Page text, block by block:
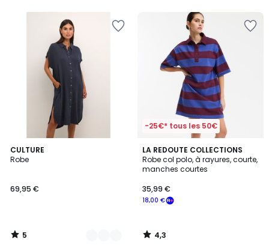
CULTURE
Robe
69,95 €
5
/
8
Couleurs
5
/
-25€* tous les 50€
LA REDOUTE COLLECTIONS
Robe col polo, à rayures, courte,
manches courtes
18,00 €
35,99 €
4,3
/ 5
4,3
/